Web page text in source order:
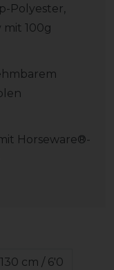
Polyester,
100g
Horseware®-
130 cm / 6'0